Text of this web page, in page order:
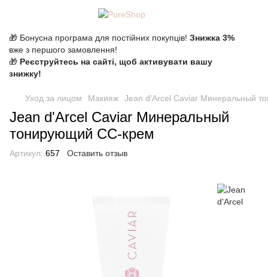
🎁 Бонусна програма для постійних покупців! Знижка 3%
вже з першого замовлення!
🎁 Реєструйтесь на сайті, щоб активувати вашу
знижку!
Уход за лицом Макияж Jean d'Arcel Caviar Минеральный
Jean d'Arcel Caviar Минеральный
тонирующий СС-крем
Артикул: 657 Оставить отзыв